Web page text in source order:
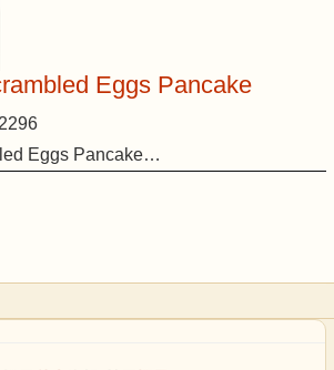
Eggs Pancake
Eggs Pancake…